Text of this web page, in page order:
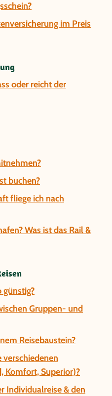
im Preis
oder reicht der
buchen?
fliege ich nach
Was ist das Rail &
günstig?
Gruppen- und
Reisebaustein?
verschiedenen
Komfort, Superior)?
Individualreise & den